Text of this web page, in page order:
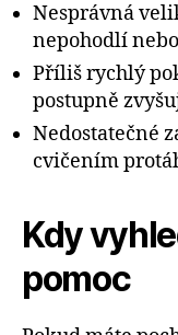
Nesprávná
nepohodlí
Příliš rychlý
postupně
Nedostatečné
cvičením
Kdy
pomoc